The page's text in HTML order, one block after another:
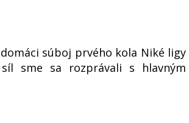
súboj prvého kola Niké ligy
sme sa rozprávali s hlavným